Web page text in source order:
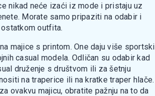
nikad neće izaći iz mode i pristaju uz
Morate samo pripaziti na odabir i
outfita.
majice s printom. One daju više sportski
casual modela. Odličan su odabir kad
druženje s društvom ili za šetnju
na traperice ili na kratke traper hlače.
ovakvu majicu, obratite pažnju na to da